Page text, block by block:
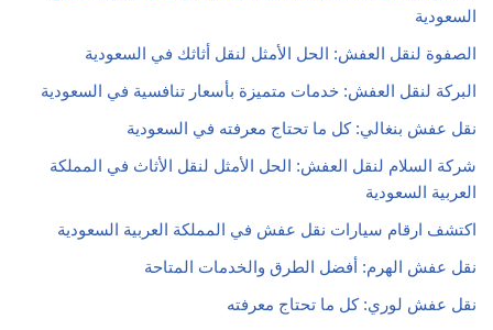
السعودية
الصفوة لنقل العفش: الحل الأمثل لنقل أثاثك في السعودية
البركة لنقل العفش: خدمات متميزة بأسعار تنافسية في السعودية
نقل عفش بنغالي: كل ما تحتاج معرفته في السعودية
شركة السلام لنقل العفش: الحل الأمثل لنقل الأثاث في المملكة
العربية السعودية
اكتشف ارقام سيارات نقل عفش في المملكة العربية السعودية
نقل عفش الهرم: أفضل الطرق والخدمات المتاحة
نقل عفش لوري: كل ما تحتاج معرفته